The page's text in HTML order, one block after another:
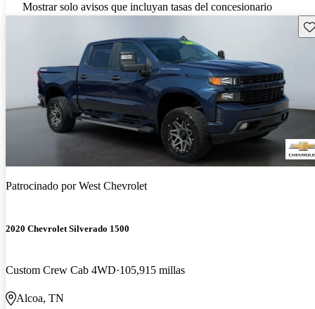
Mostrar solo avisos que incluyan tasas del concesionario
Patrocinado porWest Chevrolet
2020 Chevrolet Silverado 1500
Custom Crew Cab 4WD 105,915 millas
Alcoa, TN